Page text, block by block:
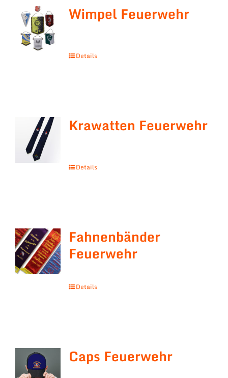
Wimpel Feuerwehr
Details
Krawatten Feuerwehr
Details
Fahnenbänder
Feuerwehr
Details
Caps Feuerwehr